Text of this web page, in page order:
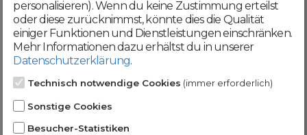
Werde jetzt Teil der
DomainCatcher-
Community!
personalisieren). Wenn du keine Zustimmung erteilst
oder diese zurücknimmst, könnte dies die Qualität
einiger Funktionen und Dienstleistungen einschränken.
Mehr Informationen dazu erhältst du in unserer
Datenschutzerklärung.
Technisch notwendige Cookies (immer erforderlich)
Sonstige Cookies
Besucher-Statistiken